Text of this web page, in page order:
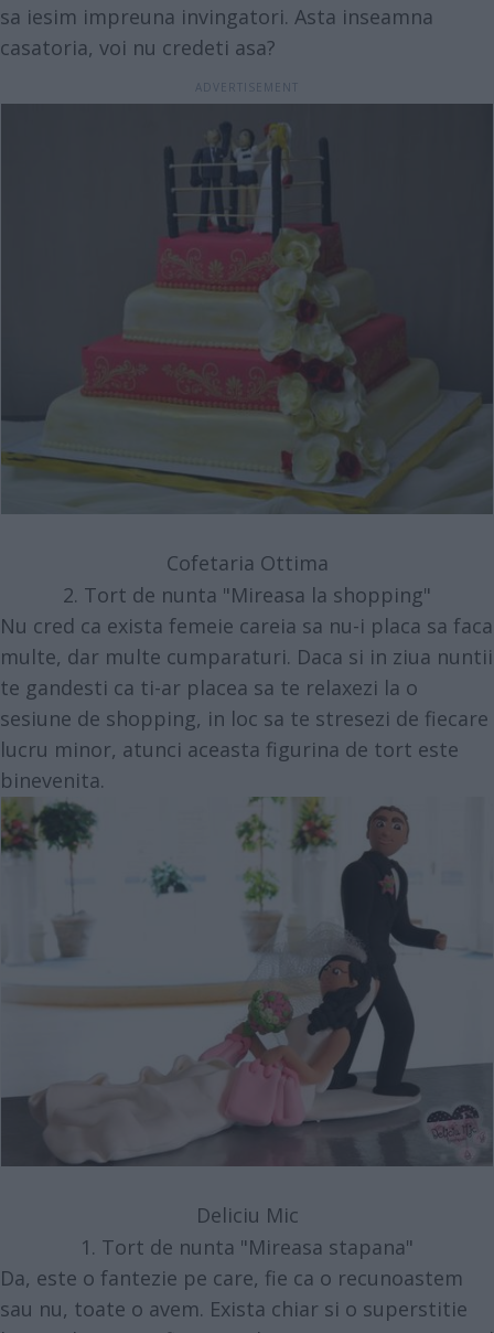
sa iesim impreuna invingatori. Asta inseamna
casatoria, voi nu credeti asa?
Cofetaria Ottima
2. Tort de nunta "Mireasa la shopping"
Nu cred ca exista femeie careia sa nu-i placa sa faca
multe, dar multe cumparaturi. Daca si in ziua nuntii
te gandesti ca ti-ar placea sa te relaxezi la o
sesiune de shopping, in loc sa te stresezi de fiecare
lucru minor, atunci aceasta figurina de tort este
binevenita.
Deliciu Mic
1. Tort de nunta "Mireasa stapana"
Da, este o fantezie pe care, fie ca o recunoastem
sau nu, toate o avem. Exista chiar si o superstitie